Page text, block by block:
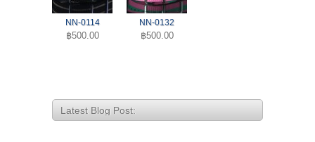
NN-0114
฿500.00
NN-0132
฿500.00
Latest Blog Post: